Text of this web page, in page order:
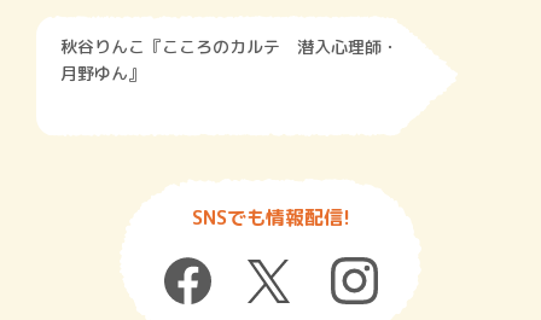
秋谷りんこ『こころのカルテ 潜入心理師・
月野ゆん』
SNSでも情報配信!